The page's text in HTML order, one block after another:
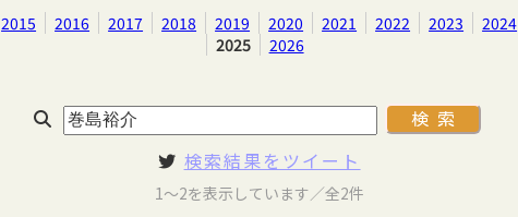
2015 2016 2017 2018 2019 2020 2021 2022 2023
2024
2025
2026
検索結果をツイート
1～2を表示しています／全2件